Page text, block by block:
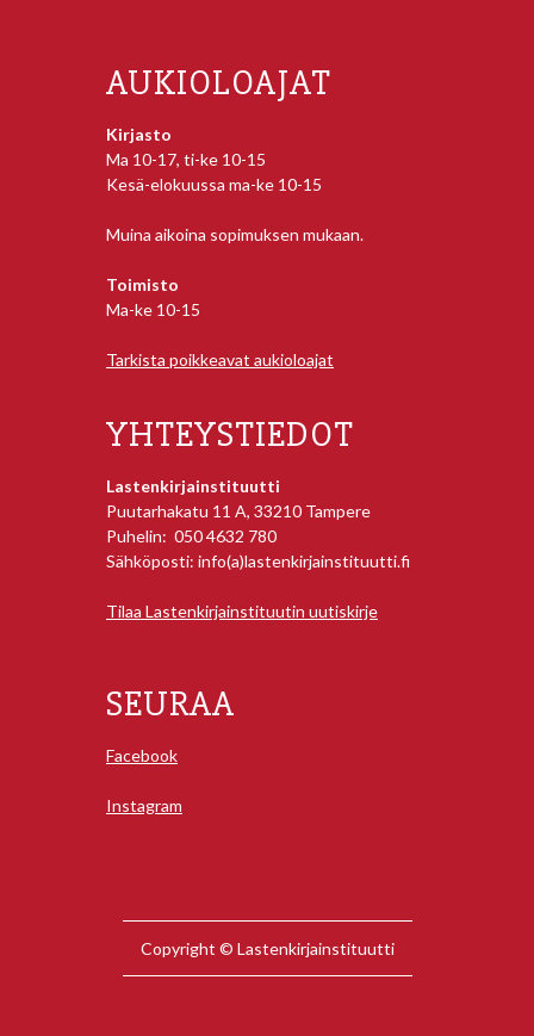
AUKIOLOAJAT
Kirjasto
Ma 10-17, ti-ke 10-15
Kesä-elokuussa ma-ke 10-15
Muina aikoina sopimuksen mukaan.
Toimisto
Ma-ke 10-15
Tarkista poikkeavat aukioloajat
YHTEYSTIEDOT
Lastenkirjainstituutti
Puutarhakatu 11 A, 33210 Tampere
Puhelin: 050 4632 780
Sähköposti: info(a)lastenkirjainstituutti.fi
Tilaa Lastenkirjainstituutin uutiskirje
SEURAA
Facebook
Instagram
Copyright © Lastenkirjainstituutti